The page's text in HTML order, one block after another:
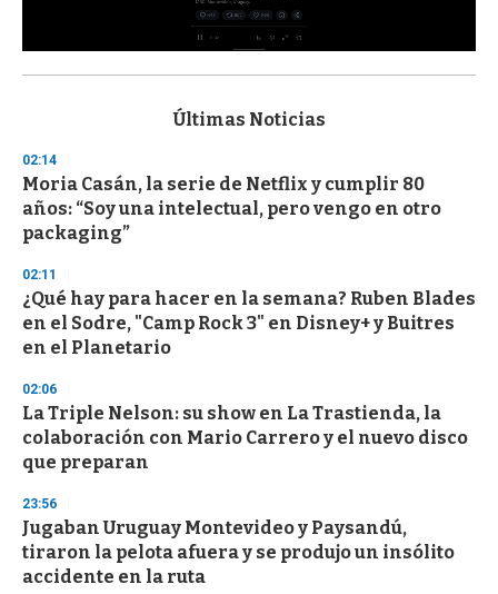
s
d
s
o
f
3
s
c
o
n
Últimas Noticias
02:14
Moria Casán, la serie de Netflix y cumplir 80
años: “Soy una intelectual, pero vengo en otro
packaging”
02:11
¿Qué hay para hacer en la semana? Ruben Blades
en el Sodre, "Camp Rock 3" en Disney+ y Buitres
en el Planetario
02:06
La Triple Nelson: su show en La Trastienda, la
colaboración con Mario Carrero y el nuevo disco
que preparan
23:56
Jugaban Uruguay Montevideo y Paysandú,
tiraron la pelota afuera y se produjo un insólito
accidente en la ruta